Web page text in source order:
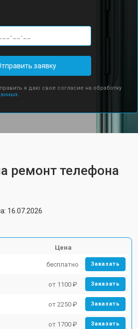
заявку
я даю свое согласие на обработку
ремонт телефона
16.07.2026
Цена
бесплатно Заказать
от 1100 ₽ Заказать
от 2250 ₽ Заказать
от 1700 ₽ Заказать